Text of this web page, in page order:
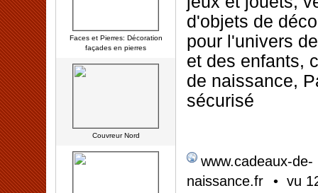
Faces et Pierres: Décoration
façades en pierres
Couvreur Nord
d'objets de
pour l'univers
et des enfants,
de naissance,
sécurisé
www.cadeaux-de-
naissance.fr
• vu